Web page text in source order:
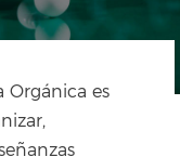
Orgánica es